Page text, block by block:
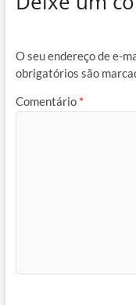
O seu endereço de e-
obrigatórios são
Comentário *